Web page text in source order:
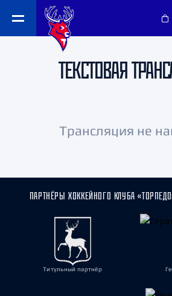
ТЕКСТОВАЯ
Трансляция не
ПАРТНЁРЫ ХОККЕЙНОГО КЛУБА
Титульный партнёр